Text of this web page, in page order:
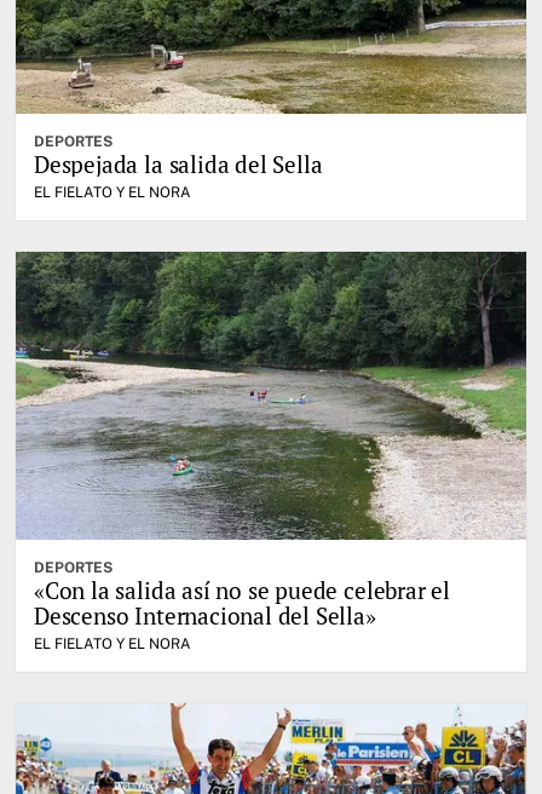
DEPORTES
Despejada la salida del Sella
EL FIELATO Y EL NORA
DEPORTES
«Con la salida así no se puede celebrar el
Descenso Internacional del Sella»
EL FIELATO Y EL NORA